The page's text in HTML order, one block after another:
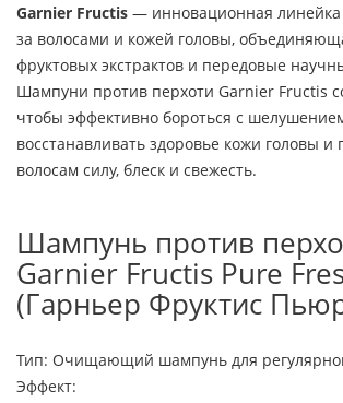
Garnier Fructis — инновационная линейка
за волосами и кожей головы,
фруктовых экстрактов и передовые
Шампуни против перхоти Garnier Fructis
чтобы эффективно бороться с
восстанавливать здоровье кожи головы и
волосам силу, блеск и свежесть.
Шампунь против
Garnier Fructis Pure
(Гарньер Фруктис
Тип: Очищающий шампунь для
Эффект: